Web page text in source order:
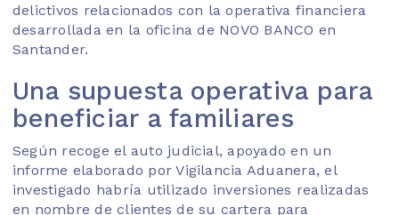
delictivos relacionados con la operativa financiera
desarrollada en la oficina de NOVO BANCO en
Santander.
Una supuesta operativa para
beneficiar a familiares
Según recoge el auto judicial, apoyado en un
informe elaborado por Vigilancia Aduanera, el
investigado habría utilizado inversiones realizadas
en nombre de clientes de su cartera para